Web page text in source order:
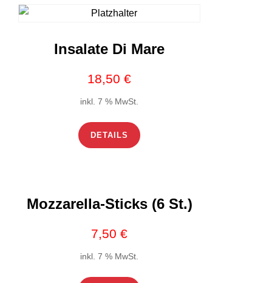
Insalate Di Mare
18,50 €
inkl. 7 % MwSt.
DETAILS
Mozzarella-Sticks (6 St.)
7,50 €
inkl. 7 % MwSt.